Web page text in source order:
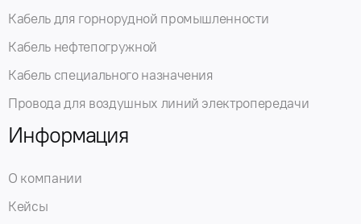
Кабель для горнорудной промышленности
Кабель нефтепогружной
Кабель специального назначения
Провода для воздушных линий электропередачи
Информация
О компании
Кейсы